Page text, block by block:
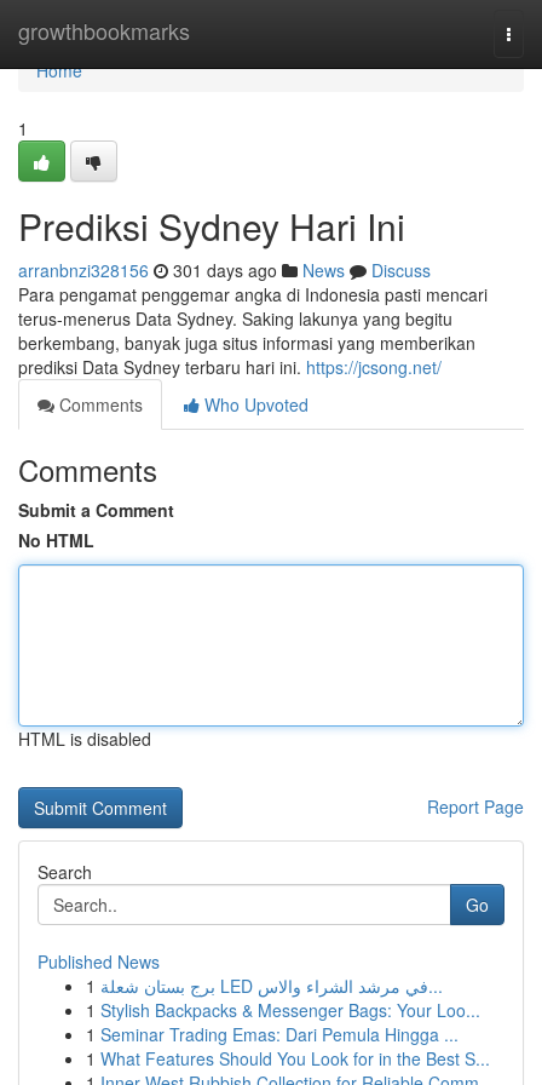
growthbookmarks
Home
Home
1
Prediksi Sydney Hari Ini
arranbnzi328156 301 days ago News
Discuss
Para pengamat penggemar angka di Indonesia pasti mencari
terus-menerus Data Sydney. Saking lakunya yang begitu
berkembang, banyak juga situs informasi yang memberikan
prediksi Data Sydney terbaru hari ini. https://jcsong.net/
Comments
Who Upvoted
Comments
Submit a Comment
No HTML
HTML is disabled
Report Page
Search
Go
Published News
1
برج بستان شعلة LED في مرشد الشراء والاس...
1 Stylish Backpacks & Messenger Bags: Your Loo...
1 Seminar Trading Emas: Dari Pemula Hingga ...
1 What Features Should You Look for in the Best S...